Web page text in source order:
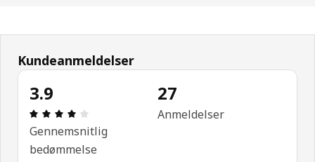
Kundeanmeldelser
3.9
Anmeldelse: 3.9 Ud af 5 Stjerner. Anmeldelser i
Gennemsnitlig
bedømmelse
27
Anmeldelser